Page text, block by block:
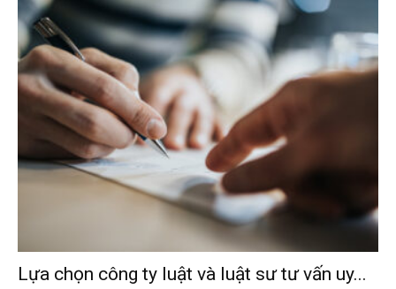
Lựa chọn công ty luật và luật sư tư vấn uy...